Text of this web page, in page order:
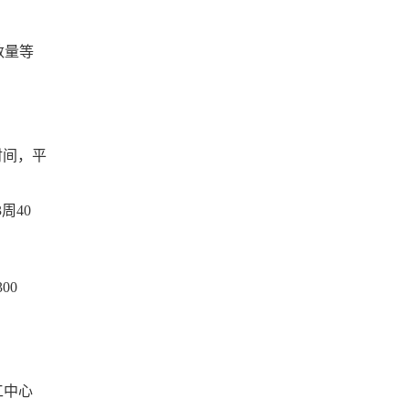
量等
，平
40
中心